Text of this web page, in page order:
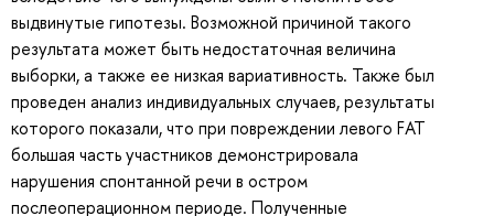
выдвинутые гипотезы. Возможной причиной такого
результата может быть недостаточная величина
выборки, а также ее низкая вариативность. Также был
проведен анализ индивидуальных случаев, результаты
которого показали, что при повреждении левого FAT
большая часть участников демонстрировала
нарушения спонтанной речи в остром
послеоперационном периоде. Полученные